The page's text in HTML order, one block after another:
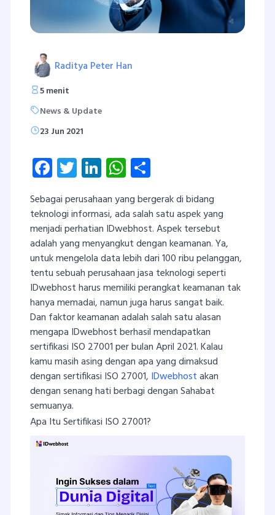
Raditya Peter Han
5 menit
News & Update
23 Jun 2021
Facebook
Twitter
LinkedInWhatsApp
Sebagai perusahaan yang bergerak di bidang
teknologi informasi, ada salah satu aspek yang
menjadi perhatian IDwebhost. Aspek tersebut
adalah yang menyangkut dengan keamanan. Ya,
untuk mengelola data lebih dari 100 ribu pelanggan,
tentu sebuah perusahaan jasa teknologi seperti
IDwebhost harus memiliki perangkat keamanan tak
hanya memadai, namun juga harus sangat baik.
Dan faktor keamanan adalah salah satu alasan
mengapa IDwebhost berhasil mendapatkan
sertifikasi ISO 27001 per bulan April 2021. Kalau
kamu masih asing dengan apa yang dimaksud
dengan sertifikasi ISO 27001, IDwebhostakan
dengan senang hati berbagi dengan Sahabat
semuanya.
Apa Itu Sertifikasi ISO 27001?